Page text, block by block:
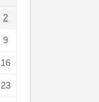
2
9
16
23